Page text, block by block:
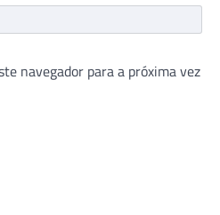
navegador para a próxima vez